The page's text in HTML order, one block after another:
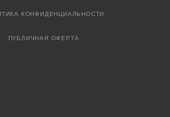
КОНФИДЕНЦИАЛЬНОСТИ
ПУБЛИЧНАЯ ОФЕРТА